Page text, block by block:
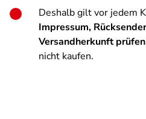
Deshalb gilt vor jedem
Impressum,
Versandherkunft prüfen
nicht kaufen.